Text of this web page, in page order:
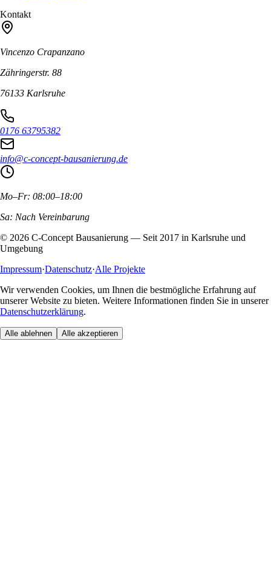
Kontakt
Vincenzo Crapanzano
Zähringerstr. 88
76133 Karlsruhe
0176 63795382
info@c-concept-bausanierung.de
Mo–Fr: 08:00–18:00
Sa: Nach Vereinbarung
© 2026 C-Concept Bausanierung — Seit 2017 in Karlsruhe und
Umgebung
Impressum·Datenschutz·Alle Projekte
Wir verwenden Cookies, um Ihnen die bestmögliche Erfahrung auf
unserer Website zu bieten. Weitere Informationen finden Sie in unserer
Datenschutzerklärung.
Alle ablehnen Alle akzeptieren